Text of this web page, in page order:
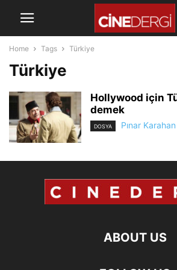
Home Tags Türkiye
Türkiye
Hollywood için
demek
DOSYA Pınar Karahan
ABOUT US